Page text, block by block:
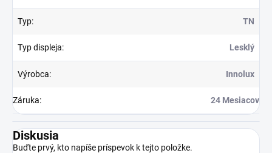
Typ: TN
Typ displeja: Lesklý
Výrobca: Innolux
Záruka: 24 Mesiacov
Diskusia
Buďte prvý, kto napíše príspevok k tejto položke.